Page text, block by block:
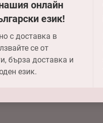
онлайн
език!
с доставка в
се от
бърза доставка и
език.